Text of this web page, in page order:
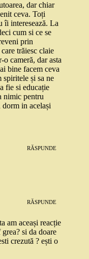
dar chiar
ceva. Toți
îi interesează. La
cum si ce se
prin
trăiesc claie
cameră, dar asta
bine facem ceva
spiritele și sa ne
fie si educație
nimic pentru
dorm in același
RĂSPUNDE
RĂSPUNDE
am aceași reacție
si da doare
crezută ? ești o